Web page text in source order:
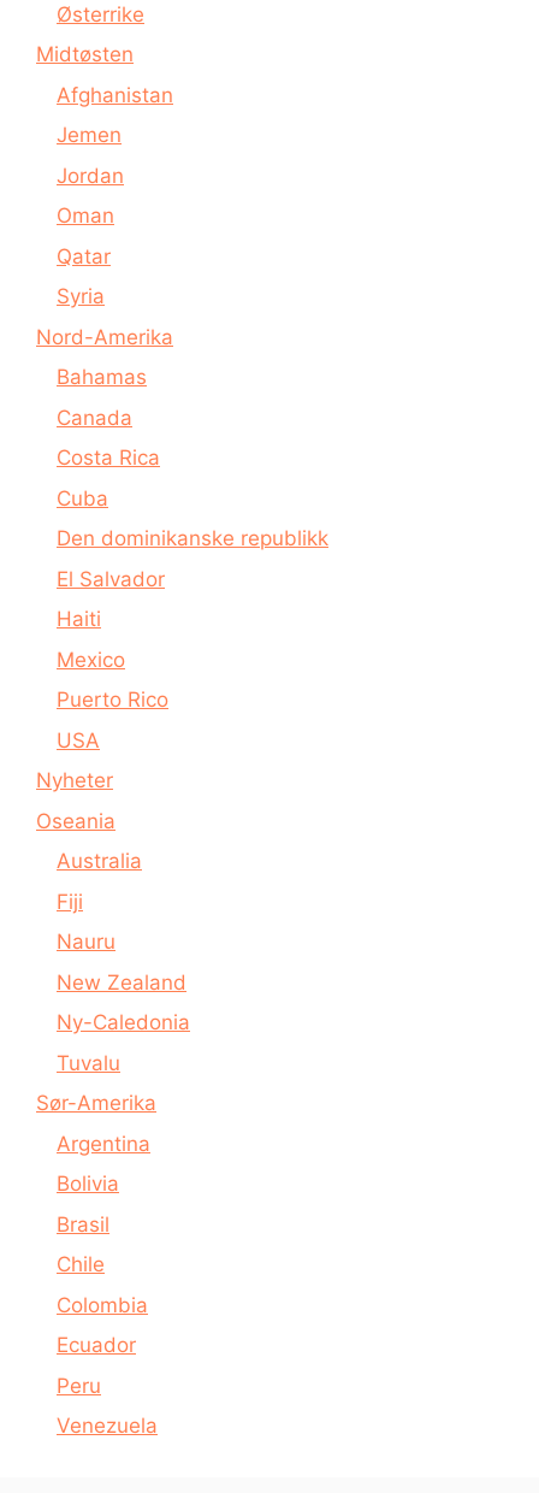
Østerrike
Midtøsten
Afghanistan
Jemen
Jordan
Oman
Qatar
Syria
Nord-Amerika
Bahamas
Canada
Costa Rica
Cuba
Den dominikanske republikk
El Salvador
Haiti
Mexico
Puerto Rico
USA
Nyheter
Oseania
Australia
Fiji
Nauru
New Zealand
Ny-Caledonia
Tuvalu
Sør-Amerika
Argentina
Bolivia
Brasil
Chile
Colombia
Ecuador
Peru
Venezuela